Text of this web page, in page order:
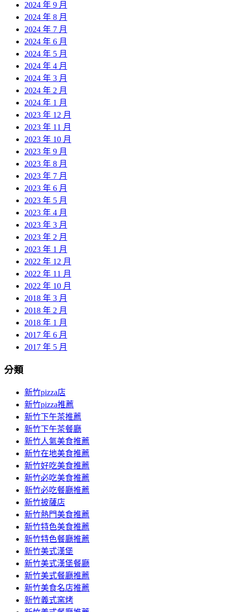
2024 年 9 月
2024 年 8 月
2024 年 7 月
2024 年 6 月
2024 年 5 月
2024 年 4 月
2024 年 3 月
2024 年 2 月
2024 年 1 月
2023 年 12 月
2023 年 11 月
2023 年 10 月
2023 年 9 月
2023 年 8 月
2023 年 7 月
2023 年 6 月
2023 年 5 月
2023 年 4 月
2023 年 3 月
2023 年 2 月
2023 年 1 月
2022 年 12 月
2022 年 11 月
2022 年 10 月
2018 年 3 月
2018 年 2 月
2018 年 1 月
2017 年 6 月
2017 年 5 月
分類
新竹pizza店
新竹pizza推薦
新竹下午茶推薦
新竹下午茶餐廳
新竹人氣美食推薦
新竹在地美食推薦
新竹好吃美食推薦
新竹必吃美食推薦
新竹必吃餐廳推薦
新竹披薩店
新竹熱門美食推薦
新竹特色美食推薦
新竹特色餐廳推薦
新竹美式漢堡
新竹美式漢堡餐廳
新竹美式餐廳推薦
新竹美食名店推薦
新竹義式窯烤